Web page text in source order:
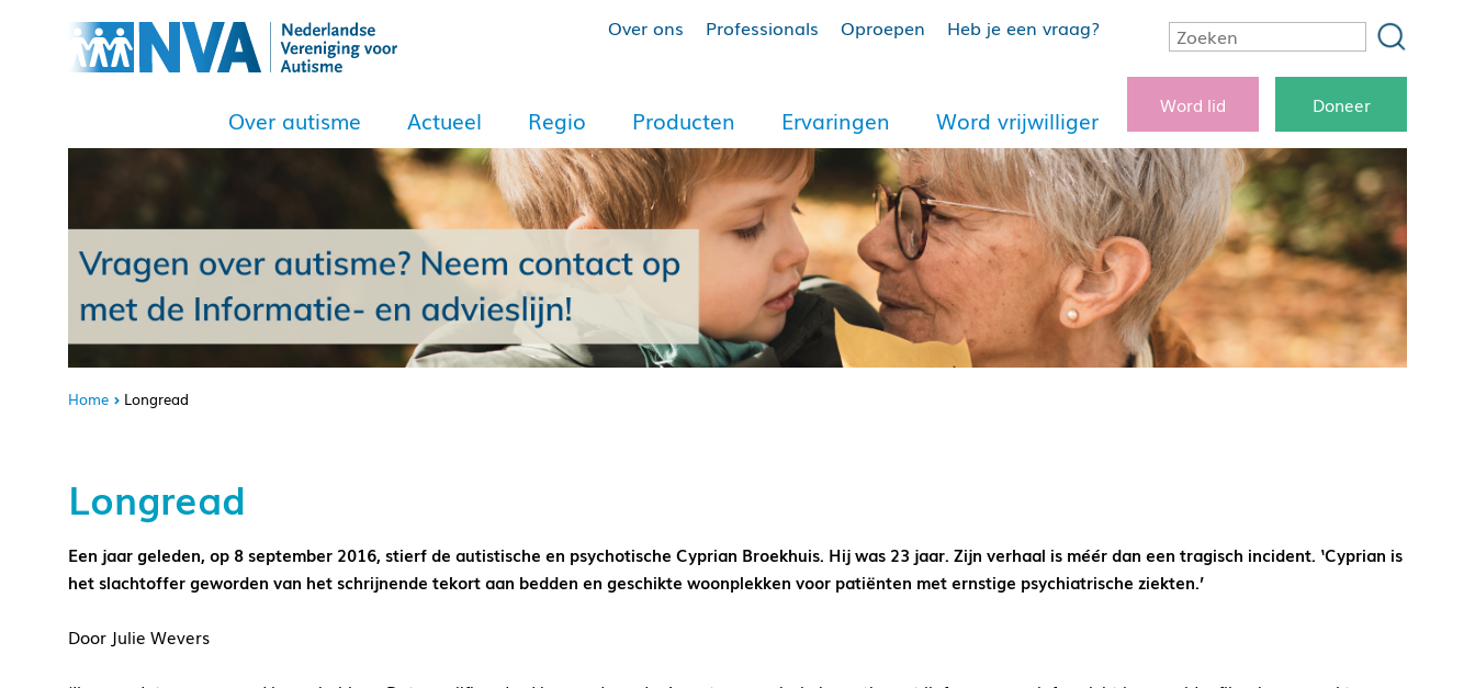
Over ons Professionals Oproepen Heb je een vraag?
Over autisme Actueel Regio Producten Ervaringen Word vrijwilliger
Word lid Doneer
Home Longread
Longread
Een jaar geleden, op 8 september 2016, stierf de autistische en psychotische Cyprian Broekhuis. Hij was 23 jaar. Zijn verhaal is méér dan een tragisch incident. ‘Cyprian is
het slachtoffer geworden van het schrijnende tekort aan bedden en geschikte woonplekken voor patiënten met ernstige psychiatrische ziekten.’
Door Julie Wevers